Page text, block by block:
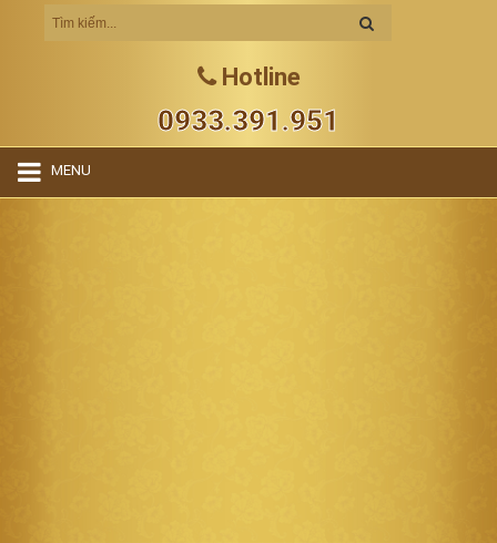
Hotline
0933.391.951
MENU